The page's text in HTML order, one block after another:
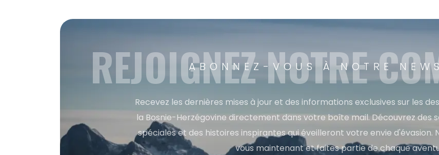
ABONNEZ-VOUS À NOTRE
REJOIGNEZ NOTRE
Recevez les dernières mises à jour et des informations exclusives sur les
la Bosnie-Herzégovine directement dans votre boîte mail. Découvrez des
spéciales et des histoires inspirantes qui éveilleront votre envie d'évasion.
vous maintenant et faites partie de chaque